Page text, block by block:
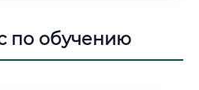
по обучению